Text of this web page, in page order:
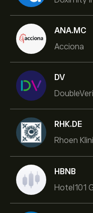
ANA.MC
Acciona
DV
RHK.DE
Rhoen
HBNB
Hotel101